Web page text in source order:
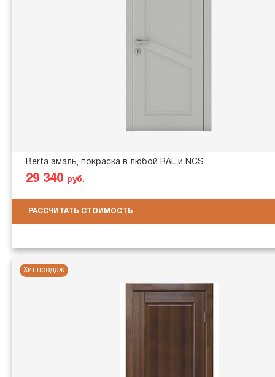
Berta эмаль, покраска в любой RAL и NCS
29 340 руб.
РАССЧИТАТЬ СТОИМОСТЬ
Хит продаж